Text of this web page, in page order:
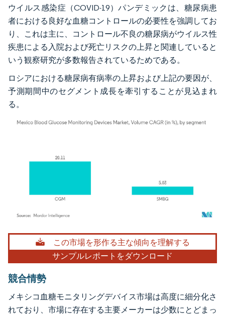
ウイルス感染症（COVID-19）パンデミックは、糖尿病患
者における良好な血糖コントロールの必要性を強調してお
り、これは主に、コントロール不良の糖尿病がウイルス性
疾患による入院および死亡リスクの上昇と関連していると
いう観察研究が多数報告されているためである。
ロシアにおける糖尿病有病率の上昇および上記の要因が、
予測期間中のセグメント成長を牽引することが見込まれ
る。
画像 © Mordor Intelligence。再利用にはCC BY 4.0の表示が必要です。
この市場を形作る主な傾向を理解する
サンプルレポートをダウンロード
競合情勢
メキシコ血糖モニタリングデバイス市場は高度に細分化さ
れており、市場に存在する主要メーカーは少数にとどまっ